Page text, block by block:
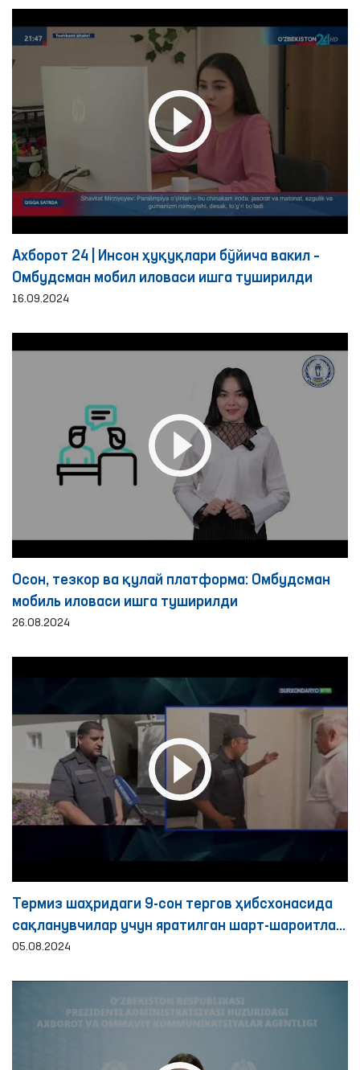
Ахборот 24 | Инсон ҳуқуқлари бўйича вакил –
Омбудсман мобил иловаси ишга туширилди
16.09.2024
Осон, тезкор ва қулай платформа: Омбудсман
мобиль иловаси ишга туширилди
26.08.2024
Термиз шаҳридаги 9-сон тергов ҳибсхонасида
сақланувчилар учун яратилган шарт-шароитлар
ўрганилди
05.08.2024